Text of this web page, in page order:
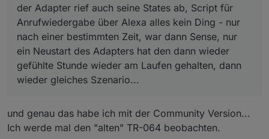
der Adapter rief auch seine States ab, Script für
Anrufwiedergabe über Alexa alles kein Ding - nur
nach einer bestimmten Zeit, war dann Sense, nur
ein Neustart des Adapters hat den dann wieder
gefühlte Stunde wieder am Laufen gehalten, dann
wieder gleiches Szenario...
und genau das habe ich mit der Community Version...
Ich werde mal den "alten" TR-064 beobachten.